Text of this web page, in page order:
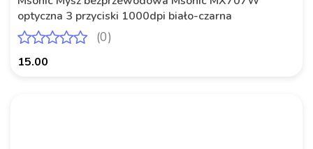
optyczna 3 przyciski 1000dpi biało-czarna
(0)
15.00